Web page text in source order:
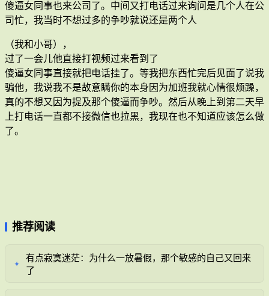
傻逼女同事也来公司了。中间又打电话过来询问是几个人在公
司忙，我当时不想过多的争吵就说还是两个人
（我和小哥），
过了一会儿他直接打视频过来看到了
傻逼女同事直接就把电话挂了。等我把东西忙完后见面了说我
骗他，我说我不是故意瞒你的本身因为加班我就心情很烦躁，
真的不想又因为提及那个傻逼而争吵。然后从晚上到第二天早
上打电话一直都不接微信也拉黑，我现在也不知道应该怎么做
了。
推荐阅读
✦
有点寂寞迷茫：为什么一放暑假，那个敏感的自己又回来
了